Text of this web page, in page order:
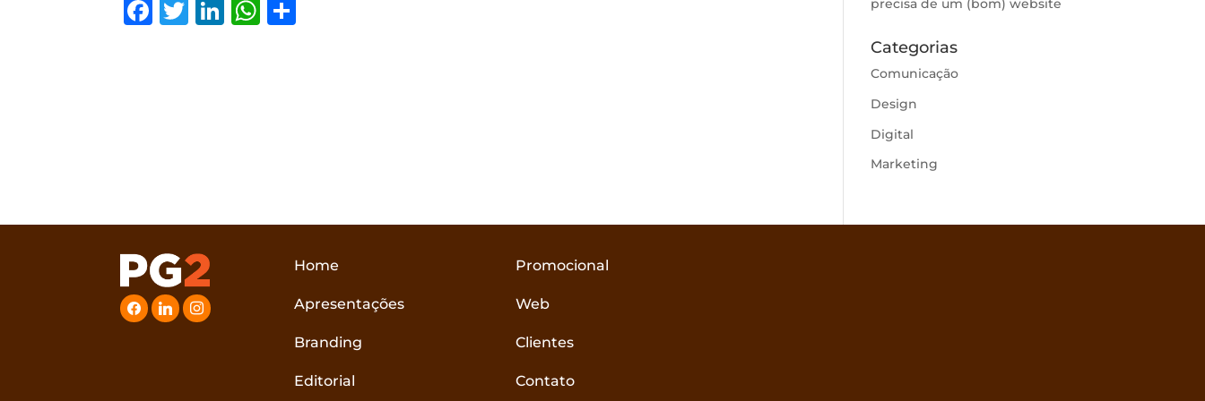
Facebook
Twitter
LinkedIn
WhatsApp
precisa de um (bom) website
Categorias
Comunicação
Design
Digital
Marketing
facebook
linkedininstagram
Home
Apresentações
Branding
Editorial
Promocional
Web
Clientes
Contato